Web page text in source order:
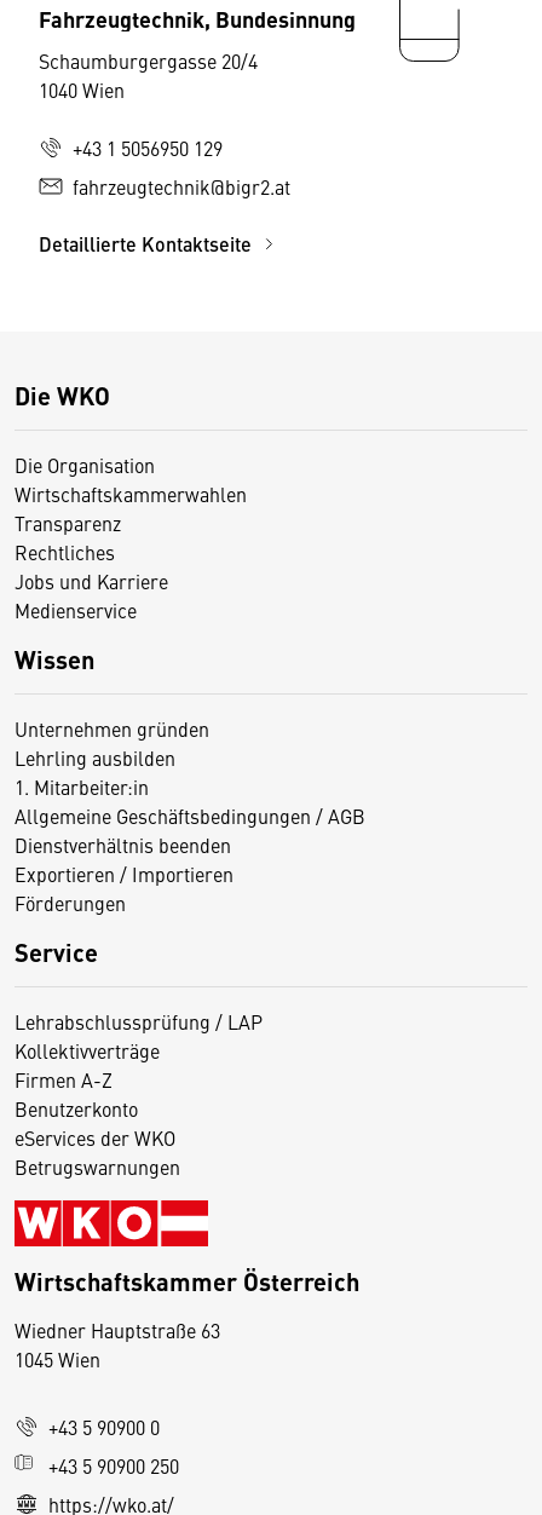
Fahrzeugtechnik, Bundesinnung
Schaumburgergasse 20/4
1040 Wien
+43 1 5056950 129
fahrzeugtechnik@bigr2.at
Detaillierte Kontaktseite
Die WKO
Die Organisation
Wirtschaftskammerwahlen
Transparenz
Rechtliches
Jobs und Karriere
Medienservice
Wissen
Unternehmen gründen
Lehrling ausbilden
1. Mitarbeiter:in
Allgemeine Geschäftsbedingungen / AGB
Dienstverhältnis beenden
Exportieren / Importieren
Förderungen
Service
Lehrabschlussprüfung / LAP
Kollektivverträge
Firmen A-Z
Benutzerkonto
eServices der WKO
Betrugswarnungen
Wirtschaftskammer Österreich
Wiedner Hauptstraße 63
1045 Wien
+43 5 90900 0
+43 5 90900 250
https://wko.at/
D
s
e
S